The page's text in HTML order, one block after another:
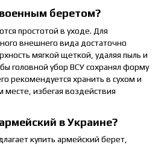
беретом?
простотой в уходе. Для
внешнего вида достаточно
мягкой щеткой, удаляя пыль и
головной убор ВСУ сохранял форму
рекомендуется хранить в сухом и
избегая воздействия
в Украине?
купить армейский берет,